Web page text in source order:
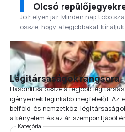
Olcsó
Jó helyen jár. Minden nap több
össze, hogy a legjobbakat
Légitársaságok rangsora
Hasonlítsa össze a legjobb
igényeinek leginkább megfelelőt. Az
belföldi és nemzetközi
a kényelem és az ár szempontjából
Kategória